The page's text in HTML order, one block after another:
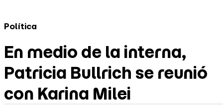
Política
En medio de la interna,
Patricia Bullrich se reunió
con Karina Milei